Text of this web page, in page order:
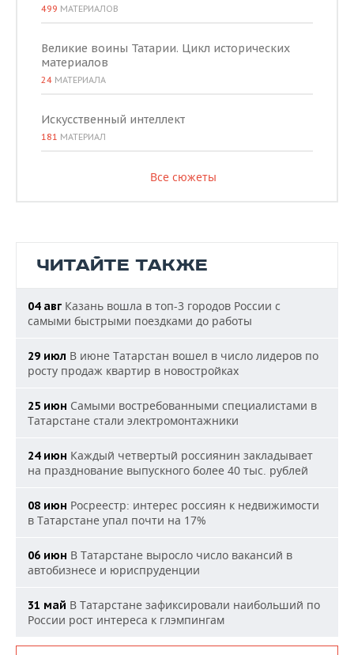
499 МАТЕРИАЛОВ
Великие воины Татарии. Цикл исторических
материалов
24 МАТЕРИАЛА
Искусственный интеллект
181 МАТЕРИАЛ
Все сюжеты
ЧИТАЙТЕ ТАКЖЕ
04 авг Казань вошла в топ-3 городов России с
самыми быстрыми поездками до работы
29 июл В июне Татарстан вошел в число лидеров по
росту продаж квартир в новостройках
25 июн Самыми востребованными специалистами в
Татарстане стали электромонтажники
24 июн Каждый четвертый россиянин закладывает
на празднование выпускного более 40 тыс. рублей
08 июн Росреестр: интерес россиян к недвижимости
в Татарстане упал почти на 17%
06 июн В Татарстане выросло число вакансий в
автобизнесе и юриспруденции
31 май В Татарстане зафиксировали наибольший по
России рост интереса к глэмпингам